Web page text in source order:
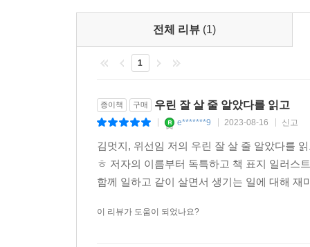
이름도 모르는 꽃을 선물로 주면서 그저 “온 마음
맥주를 마시자’고 약속하는 장면은 기어코 눈물을
이들이 처음으로 ‘우리 집’을 마련한 동네는
사랑스러워진다. 두 작가는 호쾌하지만 가볍지
그리고 이곳이, 이 사람이 사라지기 전에 지금을
같다. 꽃 같다. 그러니까 빛나지 않는 지금도 괜찮
전체 리뷰 (1)
1
종이책 구매 우린 잘 살 줄 알았다를 읽고
e*******9 2023-08-16 신고
김멋지, 위선임 저의 우린 잘 살 줄 알았다를
ㅎ 저자의 이름부터 독특하고 책 표지 일러스
함께 일하고 같이 살면서 생기는 일에 대해
이 리뷰가 도움이 되었나요?